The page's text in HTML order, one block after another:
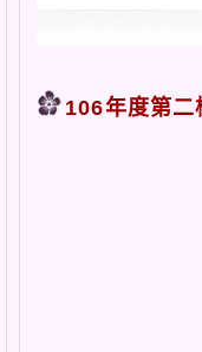
106年度第二